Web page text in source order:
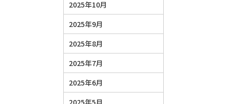
2025年10月
2025年9月
2025年8月
2025年7月
2025年6月
2025年5月